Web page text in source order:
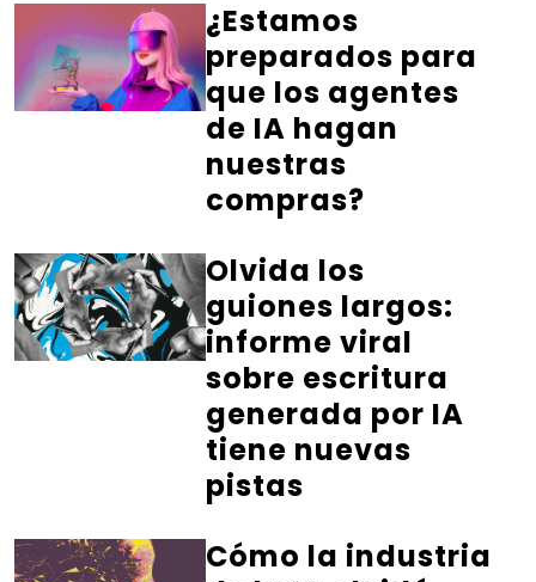
¿Estamos
preparados para
que los agentes
de IA hagan
nuestras
compras?
Olvida los
guiones largos:
informe viral
sobre escritura
generada por IA
tiene nuevas
pistas
Cómo la industria